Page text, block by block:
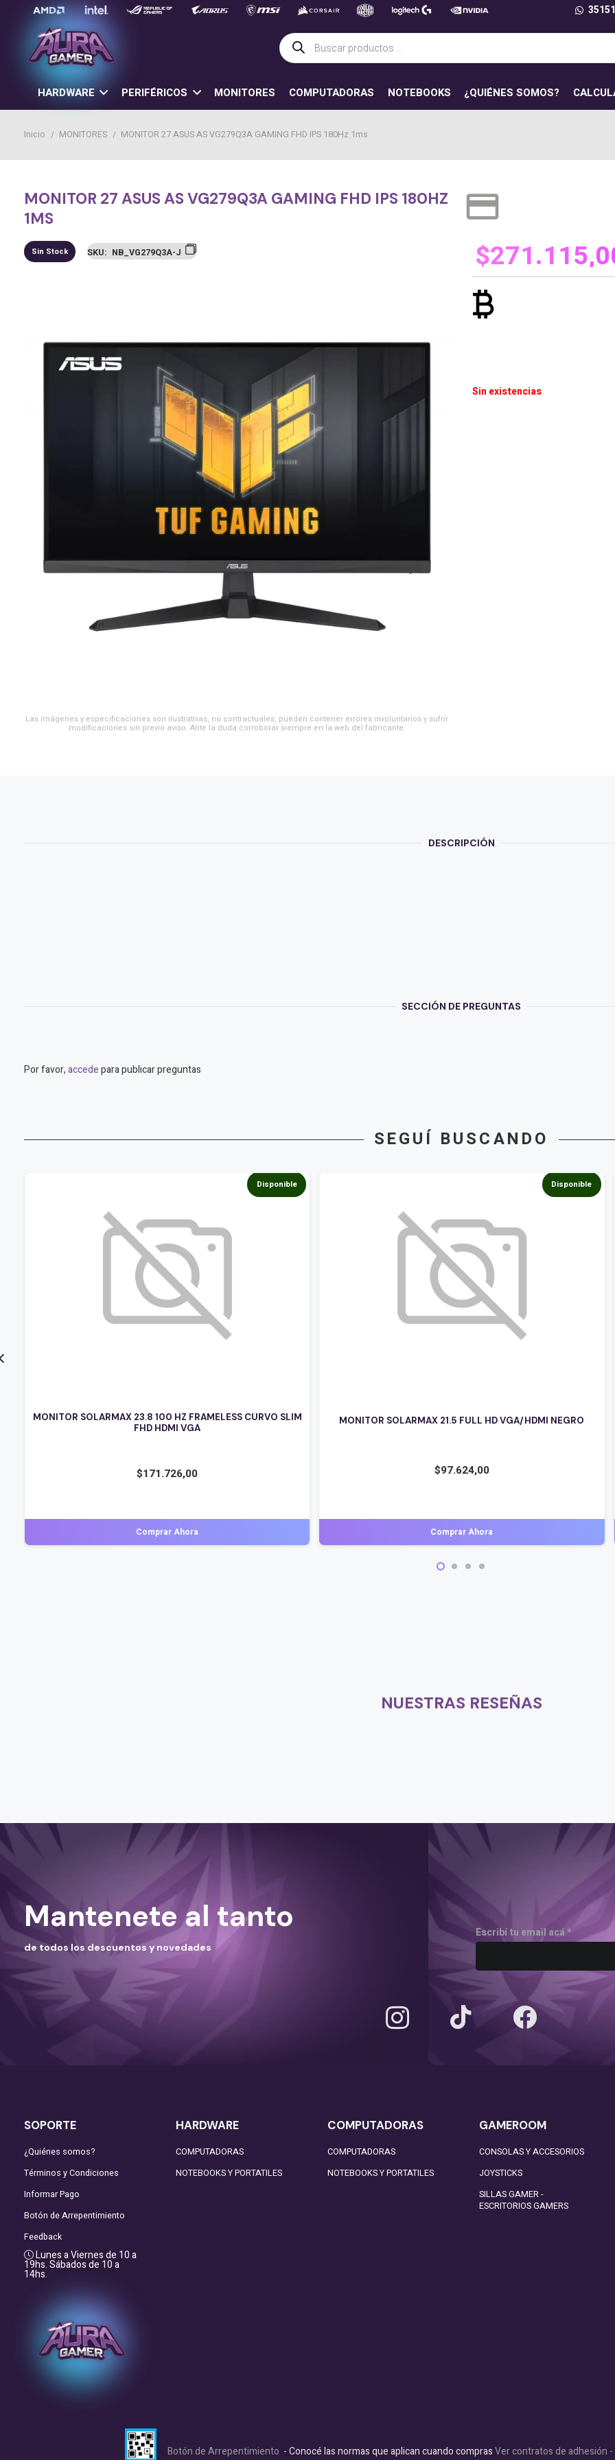
Búsqueda
de
productos
HARDWARE PERIFÉRICOS MONITORES COMPUTADORAS NOTEBOOKS ¿QUIÉNES SOMOS?
Inicio / MONITORES / MONITOR 27 ASUS AS VG279Q3A GAMING FHD IPS 180Hz 1ms
MONITOR 27 ASUS AS VG279Q3A GAMING FHD IPS 180HZ
1MS
Sin Stock SKU: NB_VG279Q3A-J
Las imágenes y especificaciones son ilustrativas, no contractuales, pueden contener errores involuntarios y sufrir
modificaciones sin previo aviso. Ante la duda corroborar siempre en la web del fabricante.
credit_card
$
currency_bitcoin
Sin existencias
DESCRIPCIÓN
SECCIÓN DE PREGUNTAS
Por favor,accedepara publicar preguntas
SEGUÍ BUSCANDO
Disponible
MONITOR SOLARMAX 21.5 FULL HD VGA/HDMI NEGRO
$ 97.624,00
Comprar Ahora
Disponible
MONITOR LG LED 24 BORDERLESS 24MS500
Comprar Ahora
NUESTRAS RESEÑAS
Mantenete al tanto
de todos los descuentos y novedades
Escribí tu email acá *
SOPORTE
¿Quiénes somos?
Términos y Condiciones
Informar Pago
Botón de Arrepentimiento
Feedback
Lunes a Viernes de 10 a
19hs. Sábados de 10 a
14hs.
HARDWARE
COMPUTADORAS
NOTEBOOKS Y PORTATILES
COMPUTADORAS
COMPUTADORAS
NOTEBOOKS Y PORTATILES
GAMEROOM
CONSOLAS Y ACCESORIOS
JOYSTICKS
SILLAS GAMER -
ESCRITORIOS GAMERS
Botón de Arrepentimiento - Conocé las normas que aplican cuando comprasVer contratos de adhesión